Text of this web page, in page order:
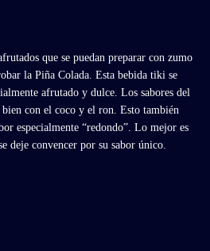
que se puedan preparar con zumo
la Piña Colada. Esta bebida tiki se
afrutado y dulce. Los sabores del
con el coco y el ron. Esto también
especialmente “redondo”. Lo mejor es
deje convencer por su sabor único.